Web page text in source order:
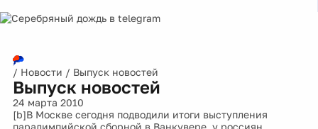
/ Новости / Выпуск новостей
Выпуск новостей
24 марта 2010
[b]В Москве сегодня подводили итоги выступления